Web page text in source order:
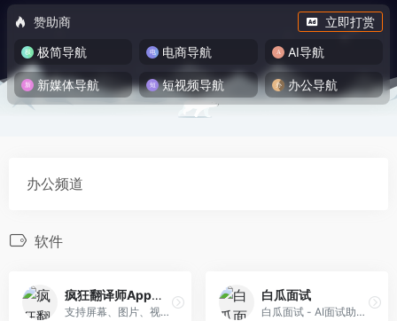
赞助商
立即打赏
极简导航
电商导航 AI导航
新媒体导航 短视频导航 办公导航
办公频道
软件
疯狂翻译师App——足不出户 译天下！
支持屏幕、图片、视频字幕、文档、漫画等多种翻译，准确率高，操作简单。具备实时截图翻译、拍照翻译等功能。
白瓜面试
白瓜面试 - AI面试助手,辅助笔试面试神器